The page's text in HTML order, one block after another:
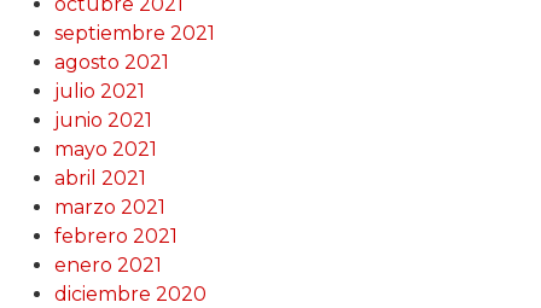
octubre 2021
septiembre 2021
agosto 2021
julio 2021
junio 2021
mayo 2021
abril 2021
marzo 2021
febrero 2021
enero 2021
diciembre 2020